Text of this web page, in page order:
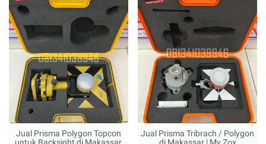
Jual Prisma Polygon Topcon
untuk Backsight di Makassar
Jual Prisma Tribrach / Polygon
di Makassar | My Zox